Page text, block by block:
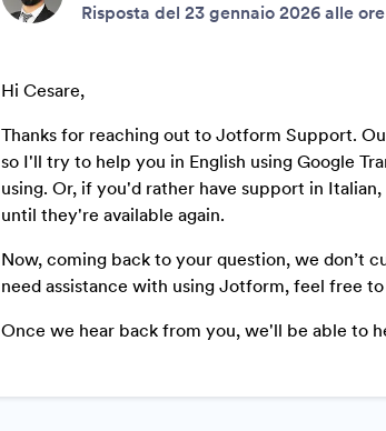
Risposta del 23 gennaio 2026 alle ore
Hi Cesare,
Thanks for reaching out to Jotform Support.
so I'll try to help you in English using Google
using. Or, if you'd rather have support in
until they're available again.
Now, coming back to your question, we don’t
need assistance with using Jotform, feel free
Once we hear back from you, we'll be able to